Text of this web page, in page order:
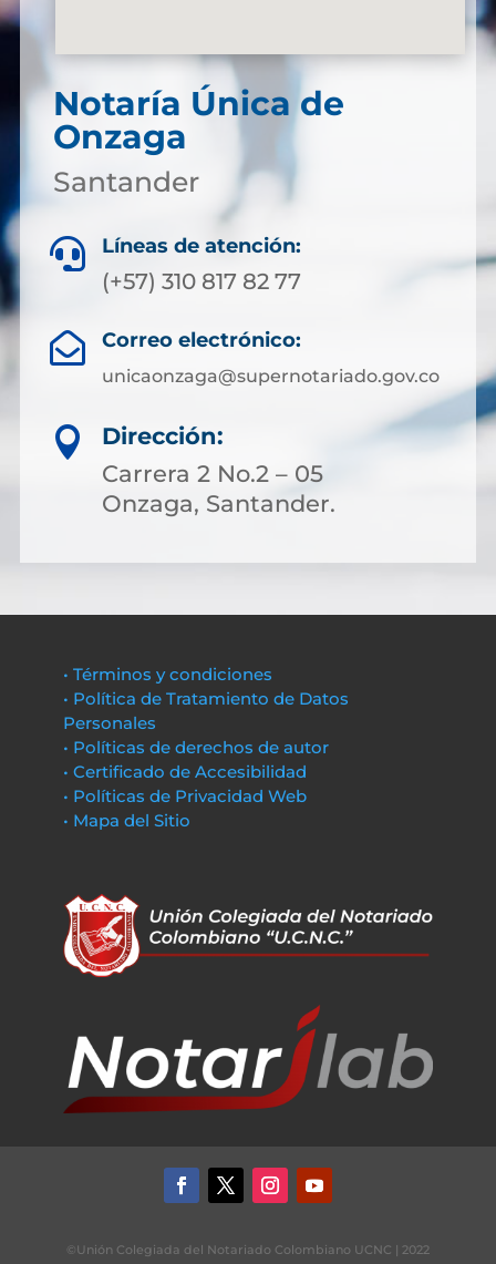
Notaría Única de
Onzaga
Santander
 Líneas de atención:
(+57) 310 817 82 77
 Correo electrónico:
unicaonzaga@supernotariado.gov.co

Dirección:
Carrera 2 No.2 – 05
Onzaga, Santander.
• Términos y condiciones
• Política de Tratamiento de Datos
Personales
• Políticas de derechos de autor
• Certificado de Accesibilidad
• Políticas de Privacidad Web
• Mapa del Sitio
©Unión Colegiada del Notariado Colombiano UCNC | 2022